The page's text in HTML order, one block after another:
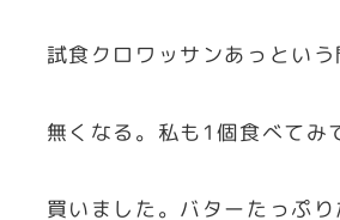
試食クロワッサンあっという
無くなる。私も1個食べてみ
買いました。バターたっぷ